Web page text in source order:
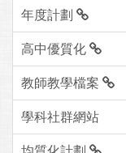
年度計劃
高中優質化
教師教學檔案
學科社群網站